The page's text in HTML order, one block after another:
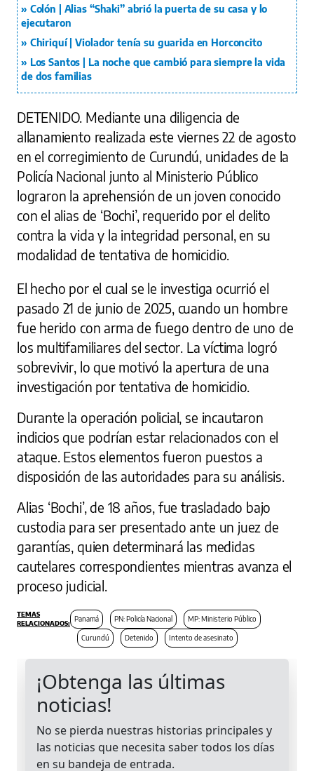
Colón | Alias “Shaki” abrió la puerta de su casa y lo
ejecutaron
Chiriquí | Violador tenía su guarida en Horconcito
Los Santos | La noche que cambió para siempre la vida
de dos familias
DETENIDO. Mediante una diligencia de
allanamiento realizada este viernes 22 de agosto
en el corregimiento de Curundú, unidades de la
Policía Nacional junto al Ministerio Público
lograron la aprehensión de un joven conocido
con el alias de ‘Bochi’, requerido por el delito
contra la vida y la integridad personal, en su
modalidad de tentativa de homicidio.
El hecho por el cual se le investiga ocurrió el
pasado 21 de junio de 2025, cuando un hombre
fue herido con arma de fuego dentro de uno de
los multifamiliares del sector. La víctima logró
sobrevivir, lo que motivó la apertura de una
investigación por tentativa de homicidio.
Durante la operación policial, se incautaron
indicios que podrían estar relacionados con el
ataque. Estos elementos fueron puestos a
disposición de las autoridades para su análisis.
Alias ‘Bochi’, de 18 años, fue trasladado bajo
custodia para ser presentado ante un juez de
garantías, quien determinará las medidas
cautelares correspondientes mientras avanza el
proceso judicial.
Panamá PN: Policía Nacional MP: Ministerio Público
Curundú Detenido Intento de asesinato